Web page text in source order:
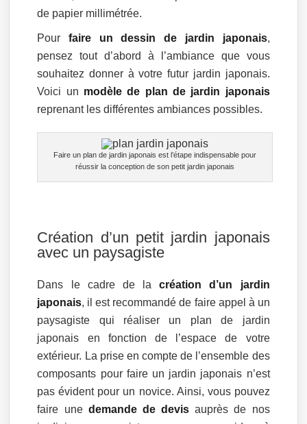
de papier millimétrée.
Pourfaire un dessin de jardin japonais,
pensez tout d’abord à l’ambiance que vous
souhaitez donner à votre futur jardin japonais.
Voici un modèle de plan de jardin japonais
reprenant les différentes ambiances possibles.
Faire un plan de jardin japonais est l’étape indispensable pour
réussir la conception de son petit jardin japonais
Création d’un petit jardin japonais
avec un paysagiste
Dans le cadre de lacréation d’un jardin
japonais, il est recommandé de faire appel à un
paysagiste qui réaliser un plan de jardin
japonais en fonction de l’espace de votre
extérieur. La prise en compte de l’ensemble des
composants pour faire un jardin japonais n’est
pas évident pour un novice. Ainsi, vous pouvez
faire une demande de devis auprès de nos